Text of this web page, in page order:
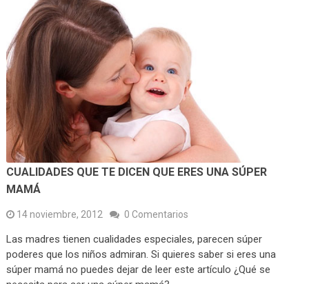
CUALIDADES QUE TE DICEN QUE ERES UNA SÚPER
MAMÁ
14 noviembre, 2012 0 Comentarios
Las madres tienen cualidades especiales, parecen súper
poderes que los niños admiran. Si quieres saber si eres una
súper mamá no puedes dejar de leer este artículo ¿Qué se